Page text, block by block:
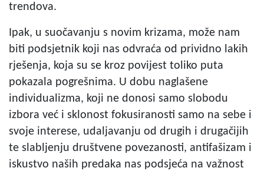
trendova.
Ipak, u suočavanju s novim krizama, može nam
biti podsjetnik koji nas odvraća od prividno lakih
rješenja, koja su se kroz povijest toliko puta
pokazala pogrešnima. U dobu naglašene
individualizma, koji ne donosi samo slobodu
izbora već i sklonost fokusiranosti samo na sebe i
svoje interese, udaljavanju od drugih i drugačijih
te slabljenju društvene povezanosti, antifašizam i
iskustvo naših predaka nas podsjeća na važnost